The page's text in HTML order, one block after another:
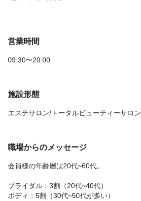
営業時間
09:30〜20:00
施設形態
エステサロン/トータルビューティーサロン
職場からのメッセージ
会員様の年齢層は20代~60代。
ブライダル：3割（20代~40代）
ボディ：5割（30代~50代が多い）